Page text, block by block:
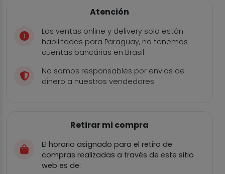
Atención
Las ventas online y delivery solo están
habilitadas para Paraguay, no tenemos
cuentas bancárias en Brasil.
No somos responsables por envios de
dinero a nuestros vendedores.
Retirar mi compra
El horario asignado para el retiro de
compras realizadas a través de este sitio
web es de: